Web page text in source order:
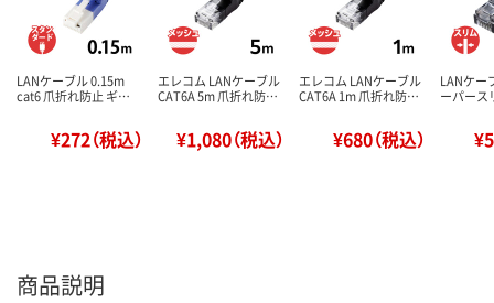
LANケーブル 0.15m
cat6 爪折れ防止 ギ…
¥272（税込）
エレコム LANケーブル
CAT6A 5m 爪折れ防…
¥1,080（税込）
エレコム LANケーブル
CAT6A 1m 爪折れ防…
¥680（税込）
LANケー
ーパー
商品説明